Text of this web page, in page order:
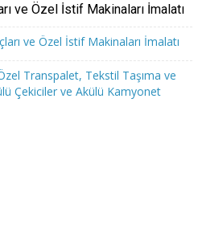
ve Özel İstif Makinaları İmalatı
Transpalet, Tekstil Taşıma ve
Çekiciler ve Akülü Kamyonet